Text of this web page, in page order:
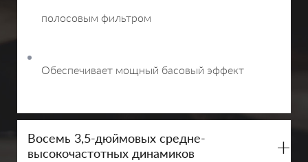
полосовым фильтром
Обеспечивает мощный басовый эффект
Восемь 3,5-дюймовых средне-
высокочастотных динамиков
+